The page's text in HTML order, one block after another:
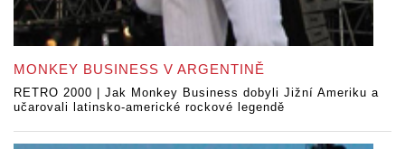
MONKEY BUSINESS V ARGENTINĚ
RETRO 2000 | Jak Monkey Business dobyli Jižní Ameriku a
učarovali latinsko-americké rockové legendě